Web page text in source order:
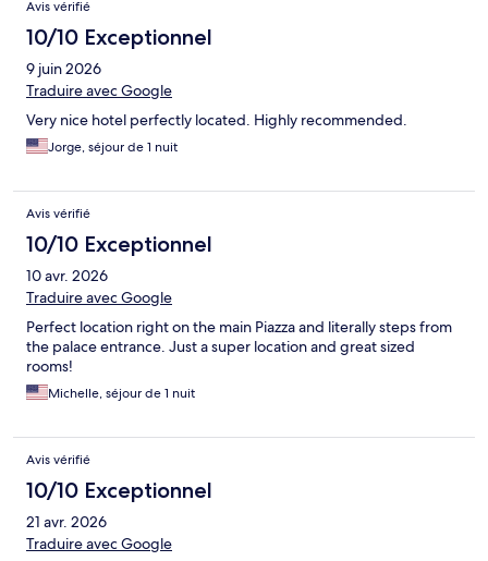
Avis vérifié
10/10 Exceptionnel
9 juin 2026
Traduire avec Google
Very nice hotel perfectly located. Highly recommended.
Jorge, séjour de 1 nuit
Avis vérifié
10/10 Exceptionnel
10 avr. 2026
Traduire avec Google
Perfect location right on the main Piazza and literally steps from
the palace entrance. Just a super location and great sized
rooms!
Michelle, séjour de 1 nuit
Avis vérifié
10/10 Exceptionnel
21 avr. 2026
Traduire avec Google